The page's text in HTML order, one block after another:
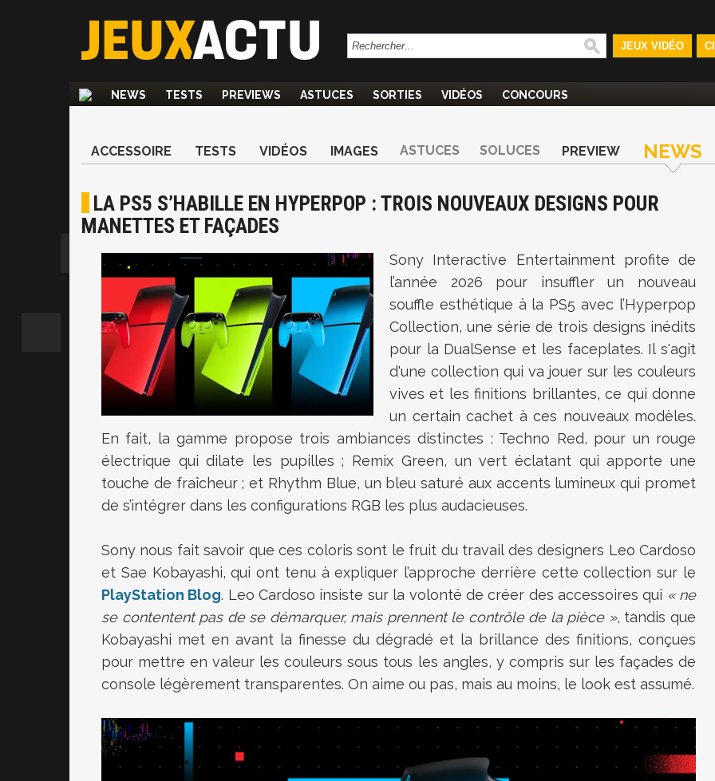
JEUX VIDÉO
NEWS TESTS PREVIEWS ASTUCES SORTIES VIDÉOS CONCOURS
ACCESSOIRE TESTS VIDÉOS IMAGES ASTUCES SOLUCES PREVIEW NEWS
LA PS5 S’HABILLE EN HYPERPOP : TROIS NOUVEAUX DESIGNS POUR
MANETTES ET FAÇADES
Sony Interactive Entertainment profite de
l’année 2026 pour insuffler un nouveau
souffle esthétique à la PS5 avec l’Hyperpop
Collection, une série de trois designs inédits
pour la DualSense et les faceplates. Il s'agit
d'une collection qui va jouer sur les couleurs
vives et les finitions brillantes, ce qui donne
un certain cachet à ces nouveaux modèles.
En fait, la gamme propose trois ambiances distinctes : Techno Red, pour un rouge
électrique qui dilate les pupilles ; Remix Green, un vert éclatant qui apporte une
touche de fraîcheur ; et Rhythm Blue, un bleu saturé aux accents lumineux qui promet
de s’intégrer dans les configurations RGB les plus audacieuses.
Sony nous fait savoir que ces coloris sont le fruit du travail des designers Leo Cardoso
et Sae Kobayashi, qui ont tenu à expliquer l’approche derrière cette collection sur le
PlayStation Blog. Leo Cardoso insiste sur la volonté de créer des accessoires qui « ne
se contentent pas de se démarquer, mais prennent le contrôle de la pièce », tandis que
Kobayashi met en avant la finesse du dégradé et la brillance des finitions, conçues
pour mettre en valeur les couleurs sous tous les angles, y compris sur les façades de
console légèrement transparentes. On aime ou pas, mais au moins, le look est assumé.